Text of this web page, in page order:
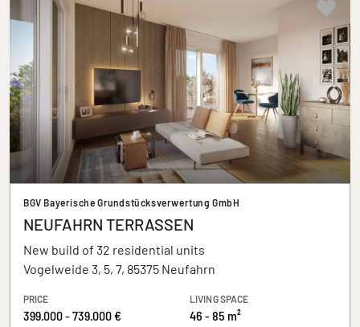
BGV Bayerische Grundstücksverwertung GmbH
NEUFAHRN TERRASSEN
New build of 32 residential units
Vogelweide 3, 5, 7, 85375 Neufahrn
PRICE
399.000 - 739.000 €
LIVING SPACE
46 - 85 m²